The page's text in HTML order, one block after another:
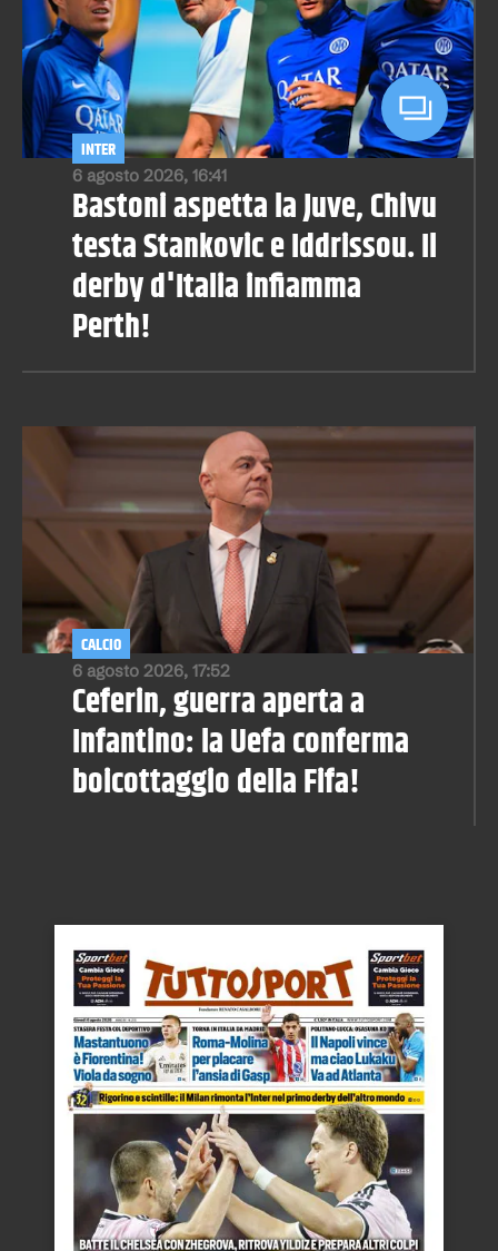
6 agosto 2026, 16:41
INTER
Bastoni aspetta la Juve, Chivu
testa Stankovic e Iddrissou. Il
derby d'Italia infiamma
Perth!
6 agosto 2026, 17:52
CALCIO
Ceferin, guerra aperta a
Infantino: la Uefa conferma
boicottaggio della Fifa!